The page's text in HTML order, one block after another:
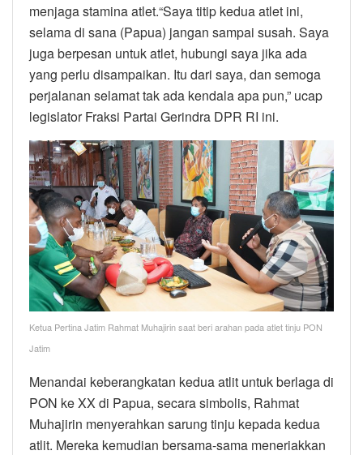
menjaga stamina atlet.“Saya titip kedua atlet ini,
selama di sana (Papua) jangan sampai susah. Saya
juga berpesan untuk atlet, hubungi saya jika ada
yang perlu disampaikan. Itu dari saya, dan semoga
perjalanan selamat tak ada kendala apa pun,” ucap
legislator Fraksi Partai Gerindra DPR RI ini.
Ketua Pertina Jatim Rahmat Muhajirin saat beri arahan pada atlet tinju PON
Jatim
Menandai keberangkatan kedua atlit untuk berlaga di
PON ke XX di Papua, secara simbolis, Rahmat
Muhajirin menyerahkan sarung tinju kepada kedua
atlit. Mereka kemudian bersama-sama meneriakkan